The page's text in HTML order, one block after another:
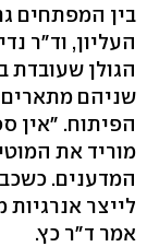
בין המפתחים
העליון, וד"ר
הגולן שעובדת
שניהם מתארים
הפיתוח. "אין
מוריד את
המדענים.
לייצר אנרגיות
אמר ד"ר כץ.